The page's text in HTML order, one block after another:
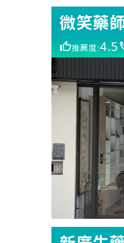
微笑藥
推薦度:4.5